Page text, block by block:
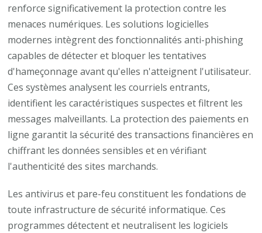
renforce significativement la protection contre les
menaces numériques. Les solutions logicielles
modernes intègrent des fonctionnalités anti-phishing
capables de détecter et bloquer les tentatives
d'hameçonnage avant qu'elles n'atteignent l'utilisateur.
Ces systèmes analysent les courriels entrants,
identifient les caractéristiques suspectes et filtrent les
messages malveillants. La protection des paiements en
ligne garantit la sécurité des transactions financières en
chiffrant les données sensibles et en vérifiant
l'authenticité des sites marchands.
Les antivirus et pare-feu constituent les fondations de
toute infrastructure de sécurité informatique. Ces
programmes détectent et neutralisent les logiciels